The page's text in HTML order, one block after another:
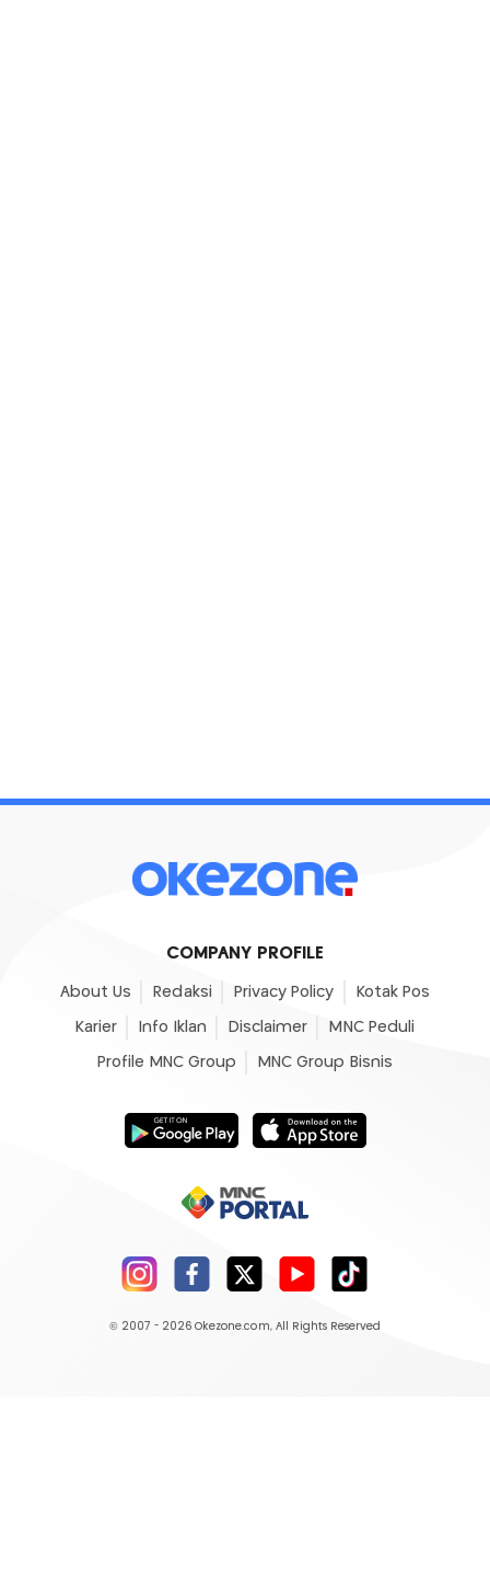
COMPANY PROFILE
About Us Redaksi Privacy Policy Kotak Pos
Karier Info Iklan Disclaimer MNC Peduli
Profile MNC Group MNC Group Bisnis
© 2007 - 2026 Okezone.com, All Rights Reserved